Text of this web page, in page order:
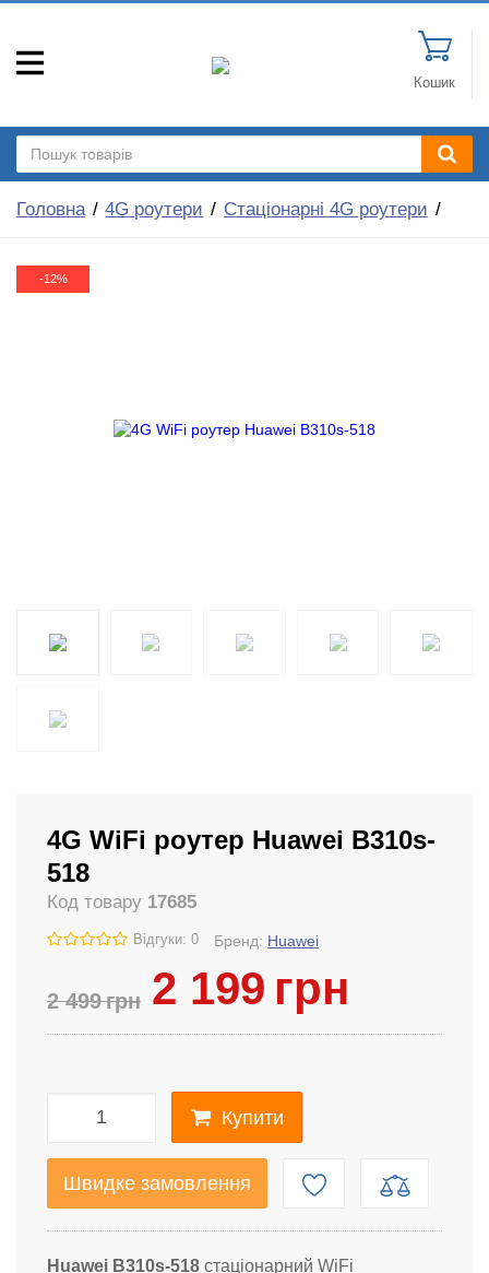
Кошик
Головна 4G роутери Стаціонарні 4G роутери
-12%
4G WiFi роутер Huawei B310s-
518
Код товару 17685
Відгуки: 0 Бренд: Huawei
2 499грн 2 199 грн
Купити
Швидке замовлення
Huawei B310s-518 стаціонарний WiFi